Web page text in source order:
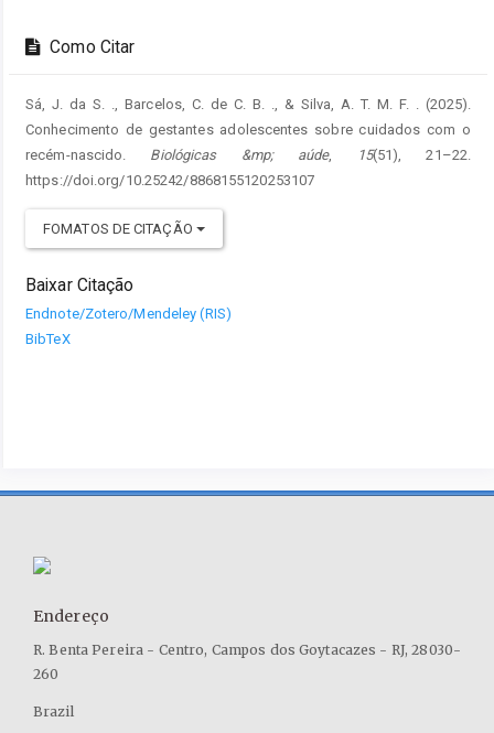
Como Citar
Sá, J. da S. ., Barcelos, C. de C. B. ., & Silva, A. T. M. F. . (2025).
Conhecimento de gestantes adolescentes sobre cuidados com o
recém-nascido. Biológicas &mp; aúde, 15(51), 21–22.
https://doi.org/10.25242/8868155120253107
FOMATOS DE CITAÇÃO
Baixar Citação
Endnote/Zotero/Mendeley (RIS)
BibTeX
Endereço
R. Benta Pereira - Centro, Campos dos Goytacazes - RJ, 28030-
260
Brazil